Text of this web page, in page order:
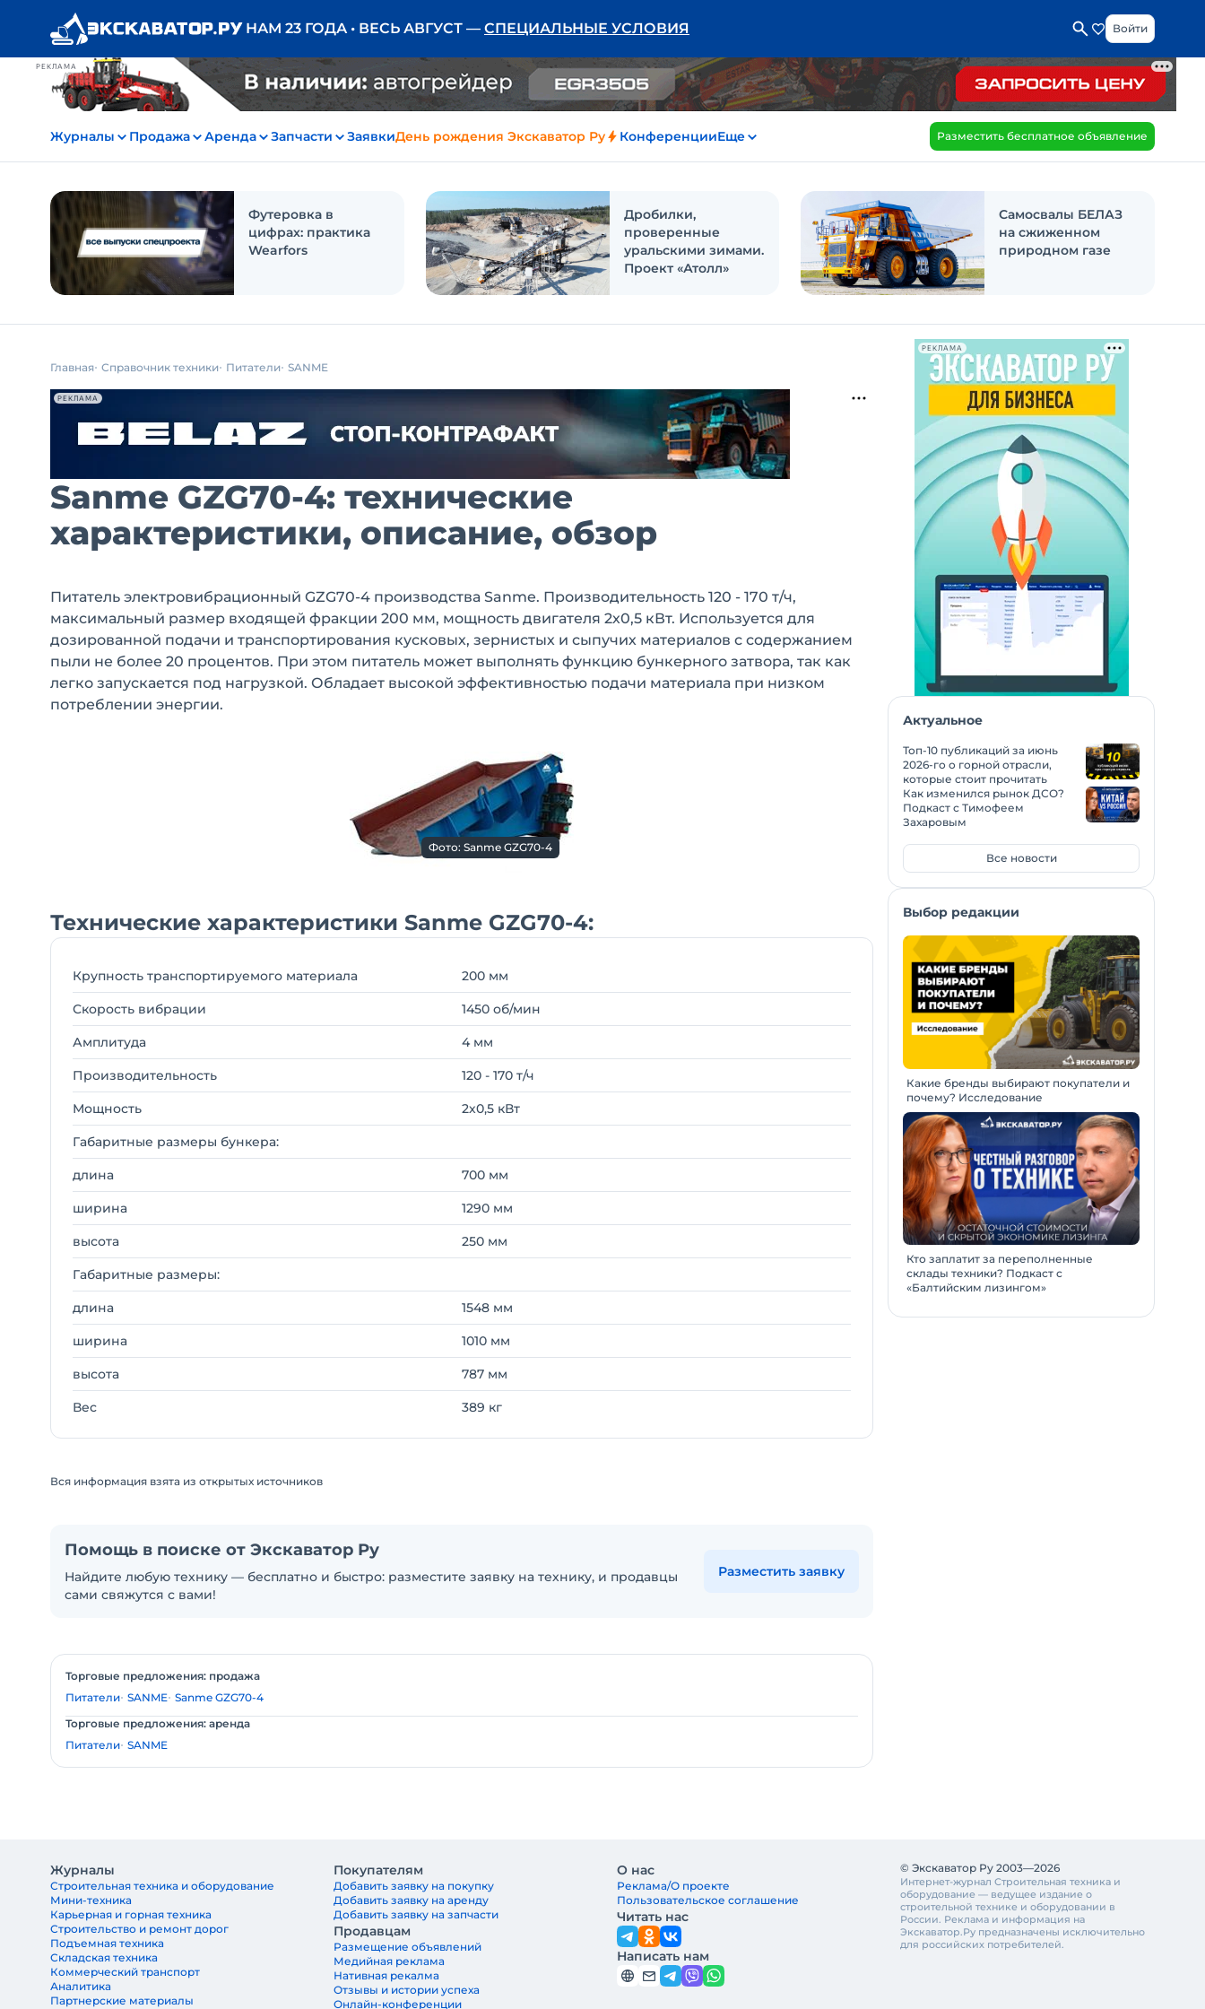
РЕКЛАМА
НАМ 23 ГОДА • ВЕСЬ АВГУСТ — СПЕЦИАЛЬНЫЕ УСЛОВИЯ Войти
Журналы Продажа Аренда Запчасти ЗаявкиДень рождения Экскаватор Ру КонференцииЕще Разместить бесплатное объявление
Футеровка в
цифрах: практика
Wearfors
Дробилки,
проверенные
уральскими зимами.
Проект «Атолл»
Самосвалы БЕЛАЗ
на сжиженном
природном газе
Главная Справочник техники Питатели SANME
РЕКЛАМА
Sanme GZG70-4: технические
характеристики, описание, обзор
Питатель электровибрационный GZG70-4 производства Sanme. Производительность 120 - 170 т/ч,
максимальный размер входящей фракции 200 мм, мощность двигателя 2х0,5 кВт. Используется для
дозированной подачи и транспортирования кусковых, зернистых и сыпучих материалов с содержанием
пыли не более 20 процентов. При этом питатель может выполнять функцию бункерного затвора, так как
легко запускается под нагрузкой. Обладает высокой эффективностью подачи материала при низком
потреблении энергии.
Фото: Sanme GZG70-4
Технические характеристики Sanme GZG70-4:
Крупность транспортируемого материала 200 мм
Скорость вибрации 1450 об/мин
Амплитуда 4 мм
Производительность 120 - 170 т/ч
Мощность 2х0,5 кВт
Габаритные размеры бункера:
длина 700 мм
ширина 1290 мм
высота 250 мм
Габаритные размеры:
длина 1548 мм
ширина 1010 мм
высота 787 мм
Вес 389 кг
Вся информация взята из открытых источников
Помощь в поиске от Экскаватор Ру
Найдите любую технику — бесплатно и быстро: разместите заявку на технику, и продавцы
сами свяжутся с вами!
Разместить заявку
Торговые предложения: продажа
Питатели SANME Sanme GZG70-4
Торговые предложения: аренда
Питатели SANME
РЕКЛАМА
Актуальное
Топ-10 публикаций за июнь
2026-го о горной отрасли,
которые стоит прочитать
Как изменился рынок ДСО?
Подкаст с Тимофеем
Захаровым
Все новости
Выбор редакции
Какие бренды выбирают покупатели и
почему? Исследование
Кто заплатит за переполненные
склады техники? Подкаст с
«Балтийским лизингом»
Журналы
Строительная техника и оборудование
Мини-техника
Карьерная и горная техника
Строительство и ремонт дорог
Подъемная техника
Складская техника
Коммерческий транспорт
Аналитика
Партнерские материалы
Покупателям
Добавить заявку на покупку
Добавить заявку на аренду
Добавить заявку на запчасти
Продавцам
Размещение объявлений
Медийная реклама
Нативная рекалма
Отзывы и истории успеха
Онлайн-конференции
О нас
Реклама/О проекте
Пользовательское соглашение
Читать нас
Написать нам
© Экскаватор Ру 2003—2026
Интернет-журнал Строительная техника и
оборудование — ведущее издание о
строительной технике и оборудовании в
России. Реклама и информация на
Экскаватор.Ру предназначены исключительно
для российских потребителей.